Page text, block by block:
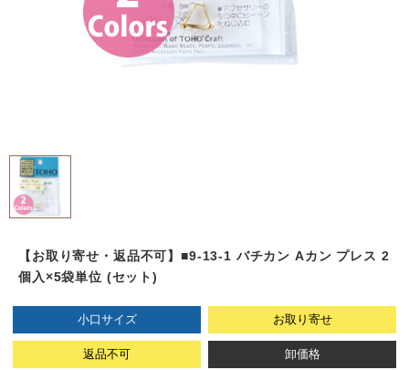
【お取り寄せ・返品不可】■9-13-1 バチカン Aカン プレス 2
個入×5袋単位 (セット)
小口サイズ お取り寄せ
返品不可 卸価格